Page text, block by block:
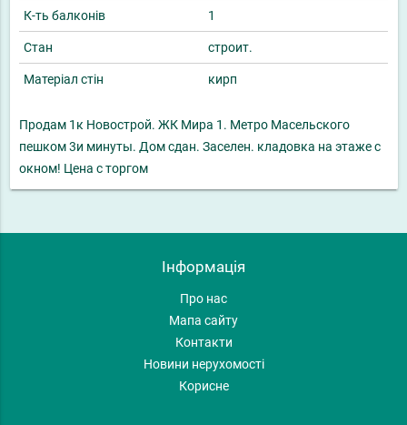
К-ть балконів 1
Стан строит.
Матеріал стін кирп
Продам 1к Новострой. ЖК Мира 1. Метро Масельского
пешком 3и минуты. Дом сдан. Заселен. кладовка на этаже с
окном! Цена с торгом
Інформація
Про нас
Мапа сайту
Контакти
Новини нерухомості
Корисне